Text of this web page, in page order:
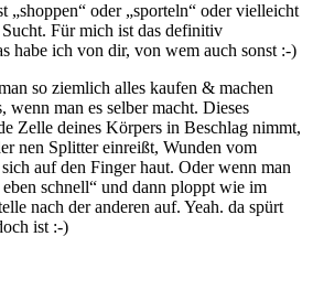
„shoppen“ oder „sporteln“ oder vielleicht
Für mich ist das definitiv
habe ich von dir, von wem auch sonst :-)
so ziemlich alles kaufen & machen
wenn man es selber macht. Dieses
Zelle deines Körpers in Beschlag nimmt,
nen Splitter einreißt, Wunden vom
auf den Finger haut. Oder wenn man
schnell“ und dann ploppt wie im
nach der anderen auf. Yeah. da spürt
ist :-)